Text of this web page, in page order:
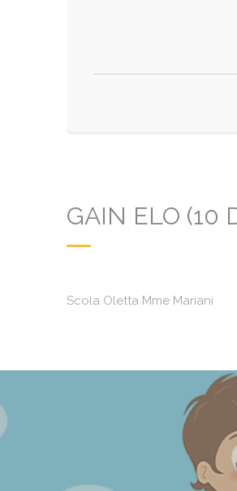
GAIN ELO (10
Scola Oletta Mme Mariani